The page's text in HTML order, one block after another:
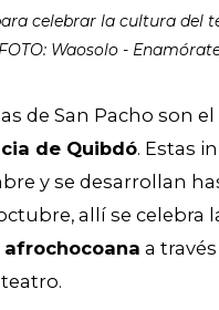
celebrar la cultura del
FOTO: Waosolo -
de San Pacho son el
de Quibdó. Estas
y se desarrollan
allí se celebra
a